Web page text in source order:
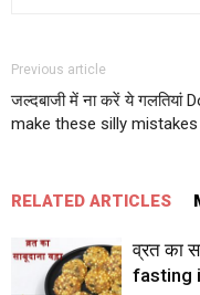
Previous article
जल्दबाजी में ना करें ये गलतियां
make these silly mistakes
RELATED ARTICLES
व्रत का
fasting